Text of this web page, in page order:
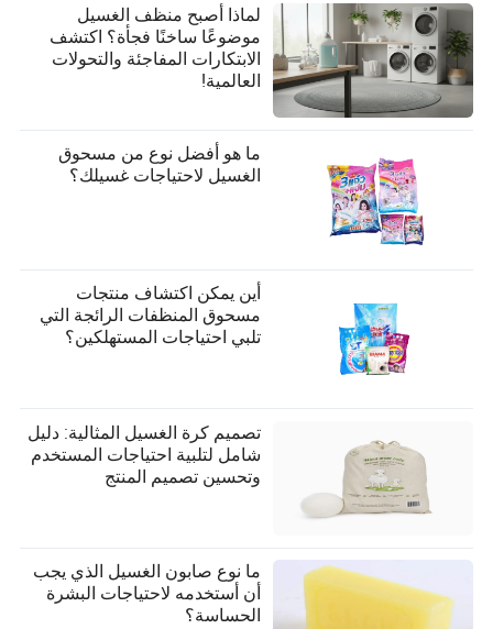
لماذا أصبح منظف الغسيل
موضوعًا ساخنًا فجأة؟ اكتشف
الابتكارات المفاجئة والتحولات
العالمية!
ما هو أفضل نوع من مسحوق
الغسيل لاحتياجات غسيلك؟
أين يمكن اكتشاف منتجات
مسحوق المنظفات الرائجة التي
تلبي احتياجات المستهلكين؟
تصميم كرة الغسيل المثالية: دليل
شامل لتلبية احتياجات المستخدم
وتحسين تصميم المنتج
ما نوع صابون الغسيل الذي يجب
أن أستخدمه لاحتياجات البشرة
الحساسة؟